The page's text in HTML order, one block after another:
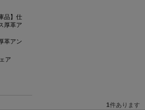
品】仕
厚革ア
革アン
ア
1件あります